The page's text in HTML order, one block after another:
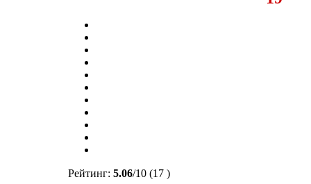
Рейтинг: 5.06/10 (17 )